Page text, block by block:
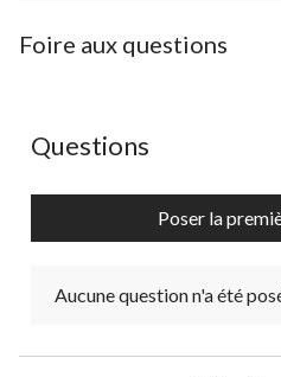
Foire aux questions
Aucune question n'a été posée
Questions
Poser la
Aucune question n'a été